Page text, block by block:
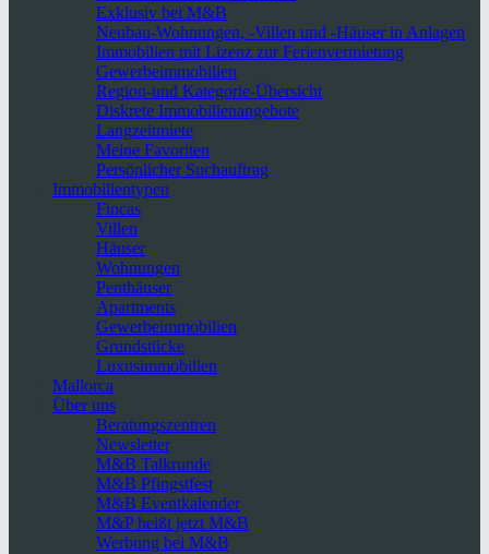
Exklusiv bei M&B
Neubau-Wohnungen, -Villen und -Häuser in Anlagen
Immobilien mit Lizenz zur Ferienvermietung
Gewerbeimmobilien
Region-und Kategorie-Übersicht
Diskrete Immobilienangebote
Langzeitmiete
Meine Favoriten
Persönlicher Suchauftrag
Immobilientypen
Fincas
Villen
Häuser
Wohnungen
Penthäuser
Apartments
Gewerbeimmobilien
Grundstücke
Luxusimmobilien
Mallorca
Über uns
Beratungszentren
Newsletter
M&B Talkrunde
M&B Pfingstfest
M&B Eventkalender
M&P heißt jetzt M&B
Werbung bei M&B